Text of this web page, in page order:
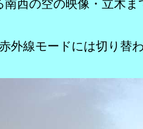
南西の空の映像・立木ま
外線モードには切り替